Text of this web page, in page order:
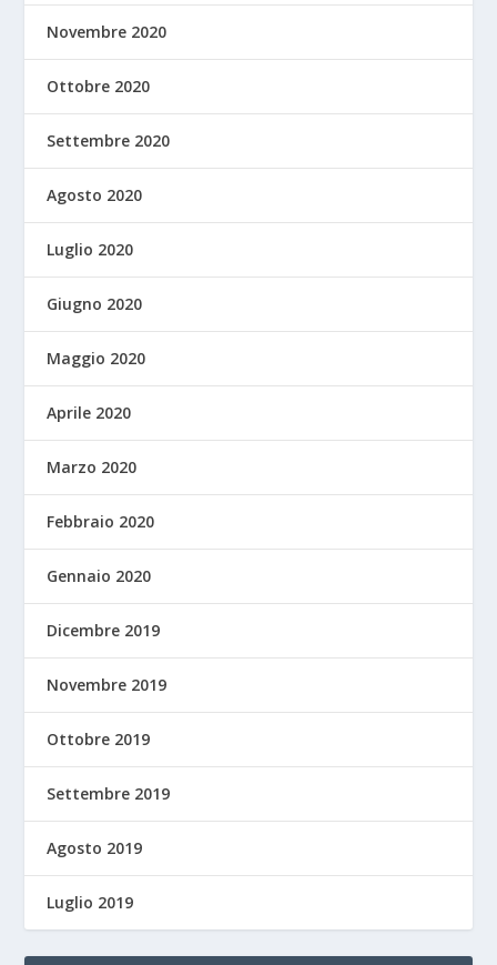
Novembre 2020
Ottobre 2020
Settembre 2020
Agosto 2020
Luglio 2020
Giugno 2020
Maggio 2020
Aprile 2020
Marzo 2020
Febbraio 2020
Gennaio 2020
Dicembre 2019
Novembre 2019
Ottobre 2019
Settembre 2019
Agosto 2019
Luglio 2019